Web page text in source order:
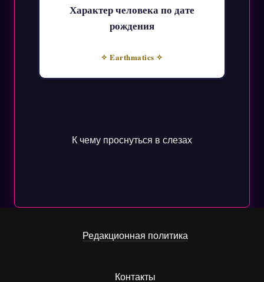
Характер человека по дате
рождения
✧ Earthmatics ✧
К чему проснуться в слезах
Редакционная политика
Контакты